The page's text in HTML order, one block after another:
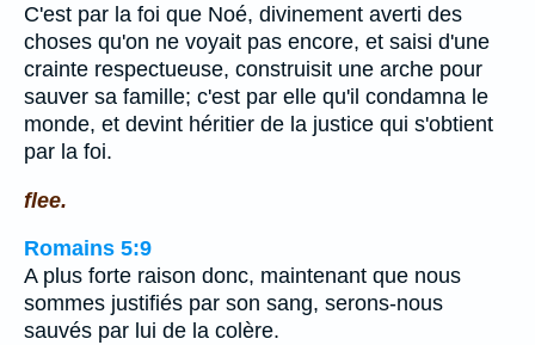
C'est par la foi que Noé, divinement averti des
choses qu'on ne voyait pas encore, et saisi d'une
crainte respectueuse, construisit une arche pour
sauver sa famille; c'est par elle qu'il condamna le
monde, et devint héritier de la justice qui s'obtient
par la foi.
flee.
Romains 5:9
A plus forte raison donc, maintenant que nous
sommes justifiés par son sang, serons-nous
sauvés par lui de la colère.